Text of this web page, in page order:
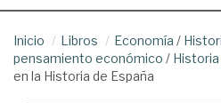
Inicio Libros Economía /
pensamiento económico /
en la Historia de España